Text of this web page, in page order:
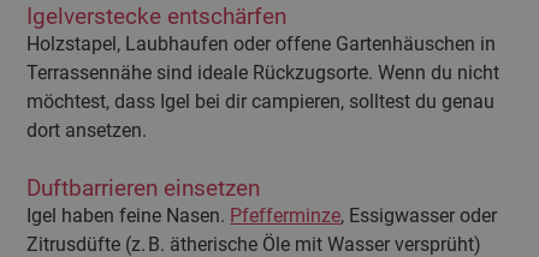
Igelverstecke entschärfen
Holzstapel, Laubhaufen oder offene Gartenhäuschen in
Terrassennähe sind ideale Rückzugsorte. Wenn du nicht
möchtest, dass Igel bei dir campieren, solltest du genau
dort ansetzen.
Duftbarrieren einsetzen
Igel haben feine Nasen. Pfefferminze, Essigwasser oder
Zitrusdüfte (z. B. ätherische Öle mit Wasser versprüht)